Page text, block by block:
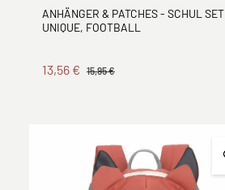
ANHÄNGER & PATCHES - SCHUL SET
UNIQUE, FOOTBALL
13,56 € 15,95 €